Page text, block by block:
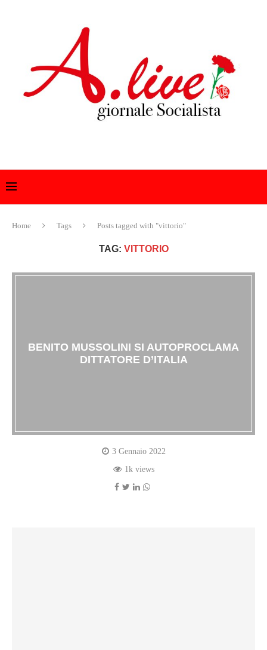
Home Tags Posts tagged with "vittorio"
TAG: VITTORIO
BENITO MUSSOLINI SI AUTOPROCLAMA
DITTATORE D’ITALIA
3 Gennaio 2022
1k views